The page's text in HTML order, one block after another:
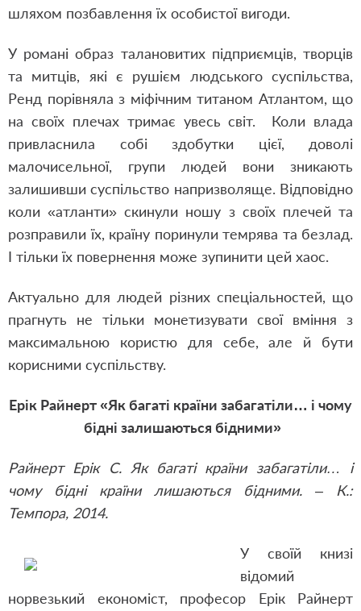
шляхом позбавлення їх особистої вигоди.
У романі образ талановитих підприємців, творців
та митців, які є рушієм людського суспільства,
Ренд порівняла з міфічним титаном Атлантом, що
на своїх плечах тримає увесь світ. Коли влада
привласнила собі здобутки цієї, доволі
малочисельної, групи людей вони зникають
залишивши суспільство напризволяще. Відповідно
коли «атланти» скинули ношу з своїх плечей та
розправили їх, країну поринули темрява та безлад.
І тільки їх повернення може зупинити цей хаос.
Актуально для людей різних спеціальностей, що
прагнуть не тільки монетизувати свої вміння з
максимальною користю для себе, але й бути
корисними суспільству.
Ерік Райнерт «Як багаті країни забагатіли… і чому
бідні залишаються бідними»
Райнерт Ерік С. Як багаті країни забагатіли… і
чому бідні країни лишаються бідними. – К.:
Темпора, 2014.
У своїй книзі
відомий
норвезький економіст, професор Ерік Райнерт